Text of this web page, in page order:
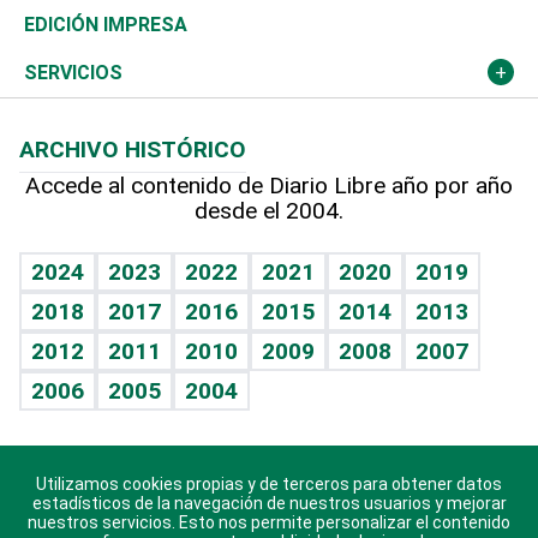
Caribe
Resto del mundo
Global y variable
Economía personal
Novedades
Podcast Arte Libre
Hablando con el pediatra
Vida y familia
Eñe
Celebrando la vida
Sin complejos
En pocas palabras
Escuchando al corazón
Olimpismo
Más deportes
Línea de hit
BRV
TBT Deportivo
Frente al Statu Quo
El Espía
Columnistas
Más firmas
Despertando al gigante
Cambio climático
Deportes
Opinión
Hecho en casa
Guía del dinero
EDICIÓN IMPRESA
SERVICIOS
Cumpleaños
Horóscopos
Juegos
ARCHIVO HISTÓRICO
Accede al contenido de Diario Libre año por año
desde el 2004.
2024 2023 2022 2021 2020
2019
2018
2017 2016 2015 2014
2013
2012
2011 2010 2009 2008
2007
2006
2005 2004
Descarga nuestras aplicaciones para Android, iOS y
sistema Huawei.
Utilizamos cookies propias y de terceros para obtener datos
estadísticos de la navegación de nuestros usuarios y mejorar
nuestros servicios. Esto nos permite personalizar el contenido